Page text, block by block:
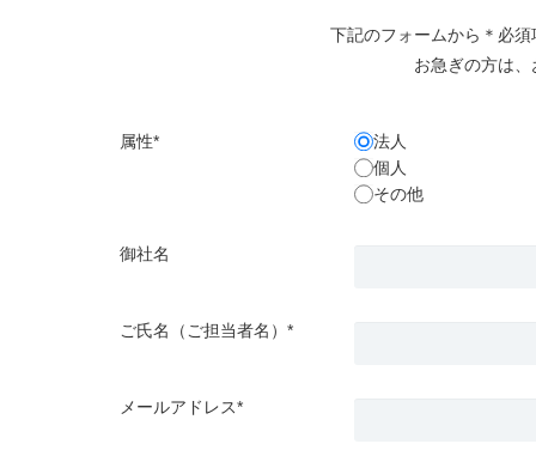
下記のフォームから＊必
お急ぎの方は
属性*
法人
個人
その他
御社名
ご氏名（ご担当者名）*
メールアドレス*